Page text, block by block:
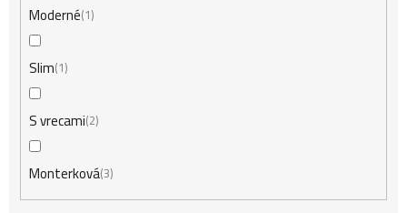
Moderné 1
Slim 1
S vrecami 2
Monterková3